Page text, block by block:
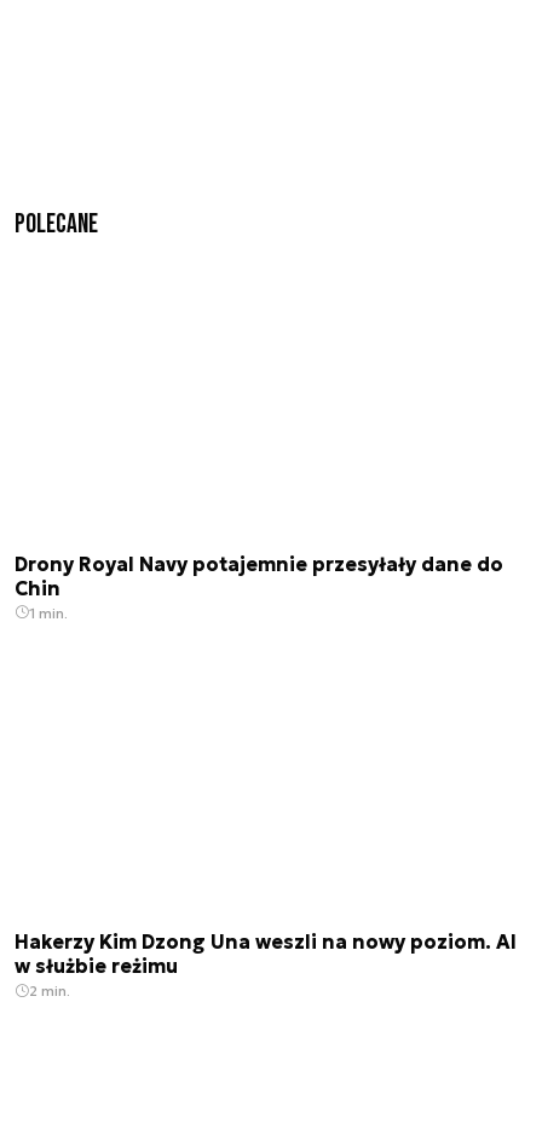
Polecane
Drony Royal Navy potajemnie przesyłały dane do
Chin
1 min.
Hakerzy Kim Dzong Una weszli na nowy poziom. AI
w służbie reżimu
2 min.